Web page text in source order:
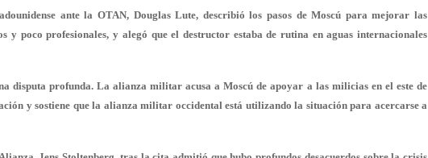
ante la OTAN, Douglas Lute, describió los pasos de Moscú para mejorar las
y poco profesionales, y alegó que el destructor estaba de rutina en aguas internacionales
disputa profunda. La alianza militar acusa a Moscú de apoyar a las milicias en el este de
y sostiene que la alianza militar occidental está utilizando la situación para acercarse a